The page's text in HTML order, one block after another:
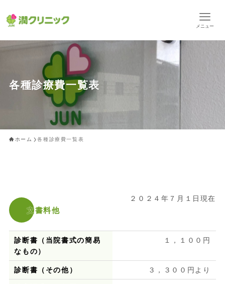
メニュー
各種診療費一覧表
ホーム 各種診療費一覧表
２０２４年７月１日現在
文書料他
診断書（当院書式の簡易
なもの）
１，１００円
診断書（その他） ３，３００円より